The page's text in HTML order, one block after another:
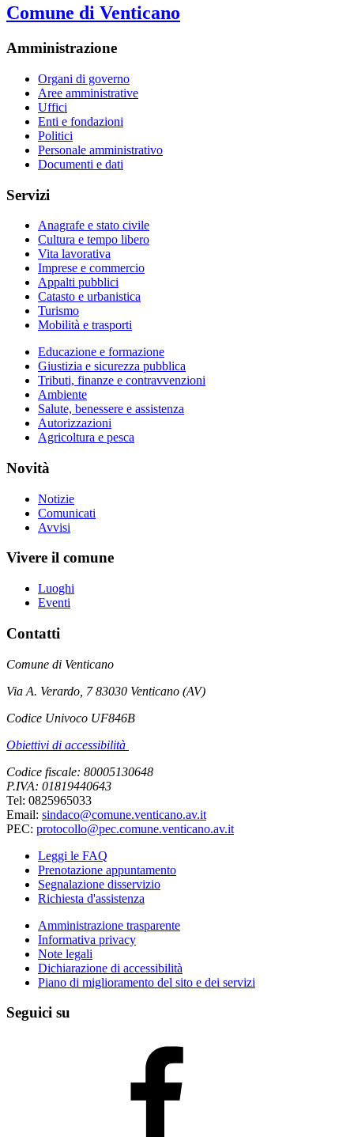
Comune di Venticano
Amministrazione
Organi di governo
Aree amministrative
Uffici
Enti e fondazioni
Politici
Personale amministrativo
Documenti e dati
Servizi
Anagrafe e stato civile
Cultura e tempo libero
Vita lavorativa
Imprese e commercio
Appalti pubblici
Catasto e urbanistica
Turismo
Mobilità e trasporti
Educazione e formazione
Giustizia e sicurezza pubblica
Tributi, finanze e contravvenzioni
Ambiente
Salute, benessere e assistenza
Autorizzazioni
Agricoltura e pesca
Novità
Notizie
Comunicati
Avvisi
Vivere il comune
Luoghi
Eventi
Contatti
Comune di Venticano
Via A. Verardo, 7 83030 Venticano (AV)
Codice Univoco UF846B
Obiettivi di accessibilità
Codice fiscale: 80005130648
P.IVA: 01819440643
Tel: 0825965033
Email: sindaco@comune.venticano.av.it
PEC: protocollo@pec.comune.venticano.av.it
Leggi le FAQ
Prenotazione appuntamento
Segnalazione disservizio
Richiesta d'assistenza
Amministrazione trasparente
Informativa privacy
Note legali
Dichiarazione di accessibilità
Piano di miglioramento del sito e dei servizi
Seguici su